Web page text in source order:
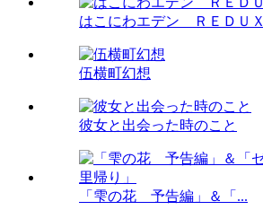
はこにわエデン ＲＥＤＵＸ
伍横町幻想
彼女と出会った時のこと
「雫の花 予告編」＆「...